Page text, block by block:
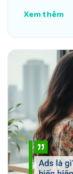
Xem thêm